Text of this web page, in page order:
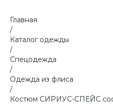
Главная
/
Каталог одежды
/
Спецодежда
/
Одежда из флиса
/
Костюм СИРИУС-СПЕЙС